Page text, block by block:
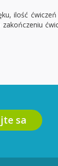
ilość ćwiczeń
sa